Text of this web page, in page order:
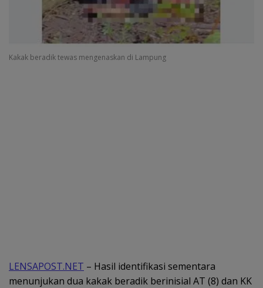
Kakak beradik tewas mengenaskan di Lampung
LENSAPOST.NET – Hasil identifikasi sementara
menunjukan dua kakak beradik berinisial AT (8) dan KK